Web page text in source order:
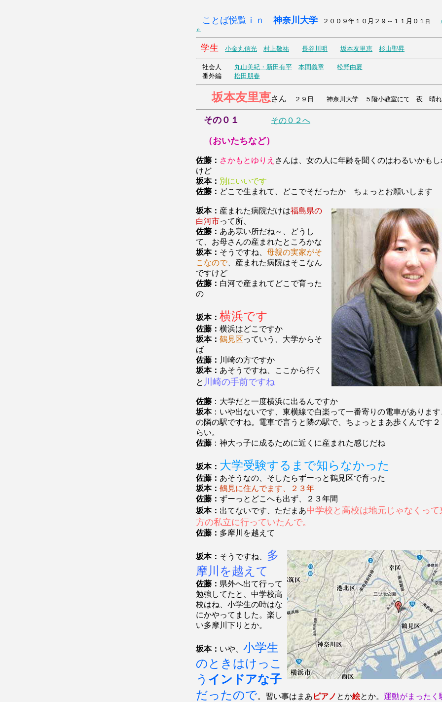
ことば悦覧ｉｎ 神奈川大学 ２００９年１０月２９～１１月０１ 日
ｅ
学生 小金丸信光 村上敬祐 長谷川明 坂本友里恵 杉山聖昇
社会人 丸山美紀・新田有平 本間義章
松野由夏
番外編 松田朋春
坂本友里恵さん ２９日 神奈川大学 ５階小教室にて 夜 晴れ
その０１ その０２へ
（おいたちなど）
佐藤： さかもとゆりえ さんは、女の人に年齢を聞くのはわるいかも
けど
坂本： 別にいいです
佐藤： どこで生まれて、どこでそだったか ちょっとお願いします
坂本： 産まれた病院だけは福島県の
白河市って所、
佐藤： ああ寒い所だね～、どうし
て、お母さんの産まれたところかな
坂本： そうですね、 母親の実家がそ
こなので、産まれた病院はそこなん
ですけど
佐藤： 白河で産まれてどこで育った
の
坂本： 横浜です
佐藤： 横浜はどこですか
坂本： 鶴見区っていう、大学からそ
ば
佐藤： 川崎の方ですか
坂本： あそうですね、ここから行く
と 川崎の手前ですね
佐藤 ：大学だと一度横浜に出るんですか
坂本：いや出ないです、東横線で白楽って一番寄りの電車がありま
の隣の駅ですね。電車で言うと隣の駅で、ちょっとまあ歩くんです
らい。
佐藤 ：神大っ子に成るために近くに産まれた感じだね
坂本： 大学受験するまで知らなかった
佐藤： あそうなの、そしたらずーっと鶴見区で育った
坂本： 鶴見に住んでます、２３年
佐藤： ずーっとどこへも出ず、２３年間
坂本： 出てないです、ただまあ中学校と高校は地元じゃなくって
方の私立に行っていたんで。
佐藤： 多摩川を越えて
坂本： そうですね、
多
摩川を越えて
佐藤： 県外へ出て行って
勉強してたと、中学校高
校はね、小学生の時はな
にかやってました。楽し
い多摩川下りとか。
坂本： いや、 小学生
のときはけっこ
う インドアな子
だったので。習い事はまあ ピアノ とか絵とか。 運動がまったく